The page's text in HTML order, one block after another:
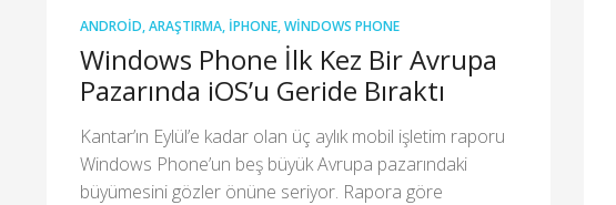
ANDROID,ARAŞTIRMA, IPHONE,WINDOWS PHONE
Windows Phone İlk Kez Bir Avrupa
Pazarında iOS’u Geride Bıraktı
Kantar’ın Eylül’e kadar olan üç aylık mobil işletim raporu
Windows Phone’un beş büyük Avrupa pazarındaki
büyümesini gözler önüne seriyor. Rapora göre